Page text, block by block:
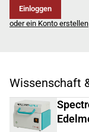
Einloggen
oder ein Konto erstellen
Wissenschaft